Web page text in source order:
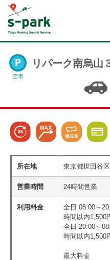
空車
リパーク南烏山
所在地 東京都世田谷
営業時間 24時間営業
利用料金
全日 08:00～
時間以内1,500
全日 20:00～
時間以内1,500
最大料金